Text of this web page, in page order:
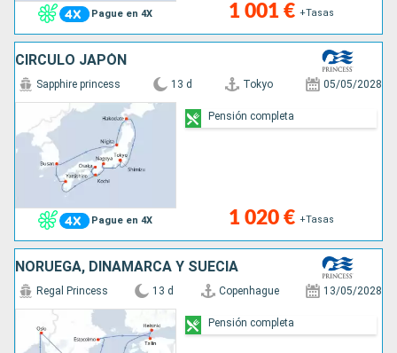
Pague en 4X 1 001 € +Tasas
CÍRCULO JAPÓN
Pague en 4X
Sapphire princess 13 d Tokyo 05/05/2028
1 020 € +Tasas
Pensión completa
NORUEGA, DINAMARCA Y SUECIA
Regal Princess 13 d Copenhague 13/05/2028
Pensión completa